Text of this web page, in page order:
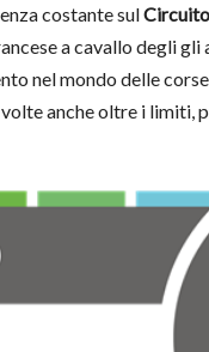
costante sul
a cavallo degli gli
nel mondo delle
anche oltre i limiti,